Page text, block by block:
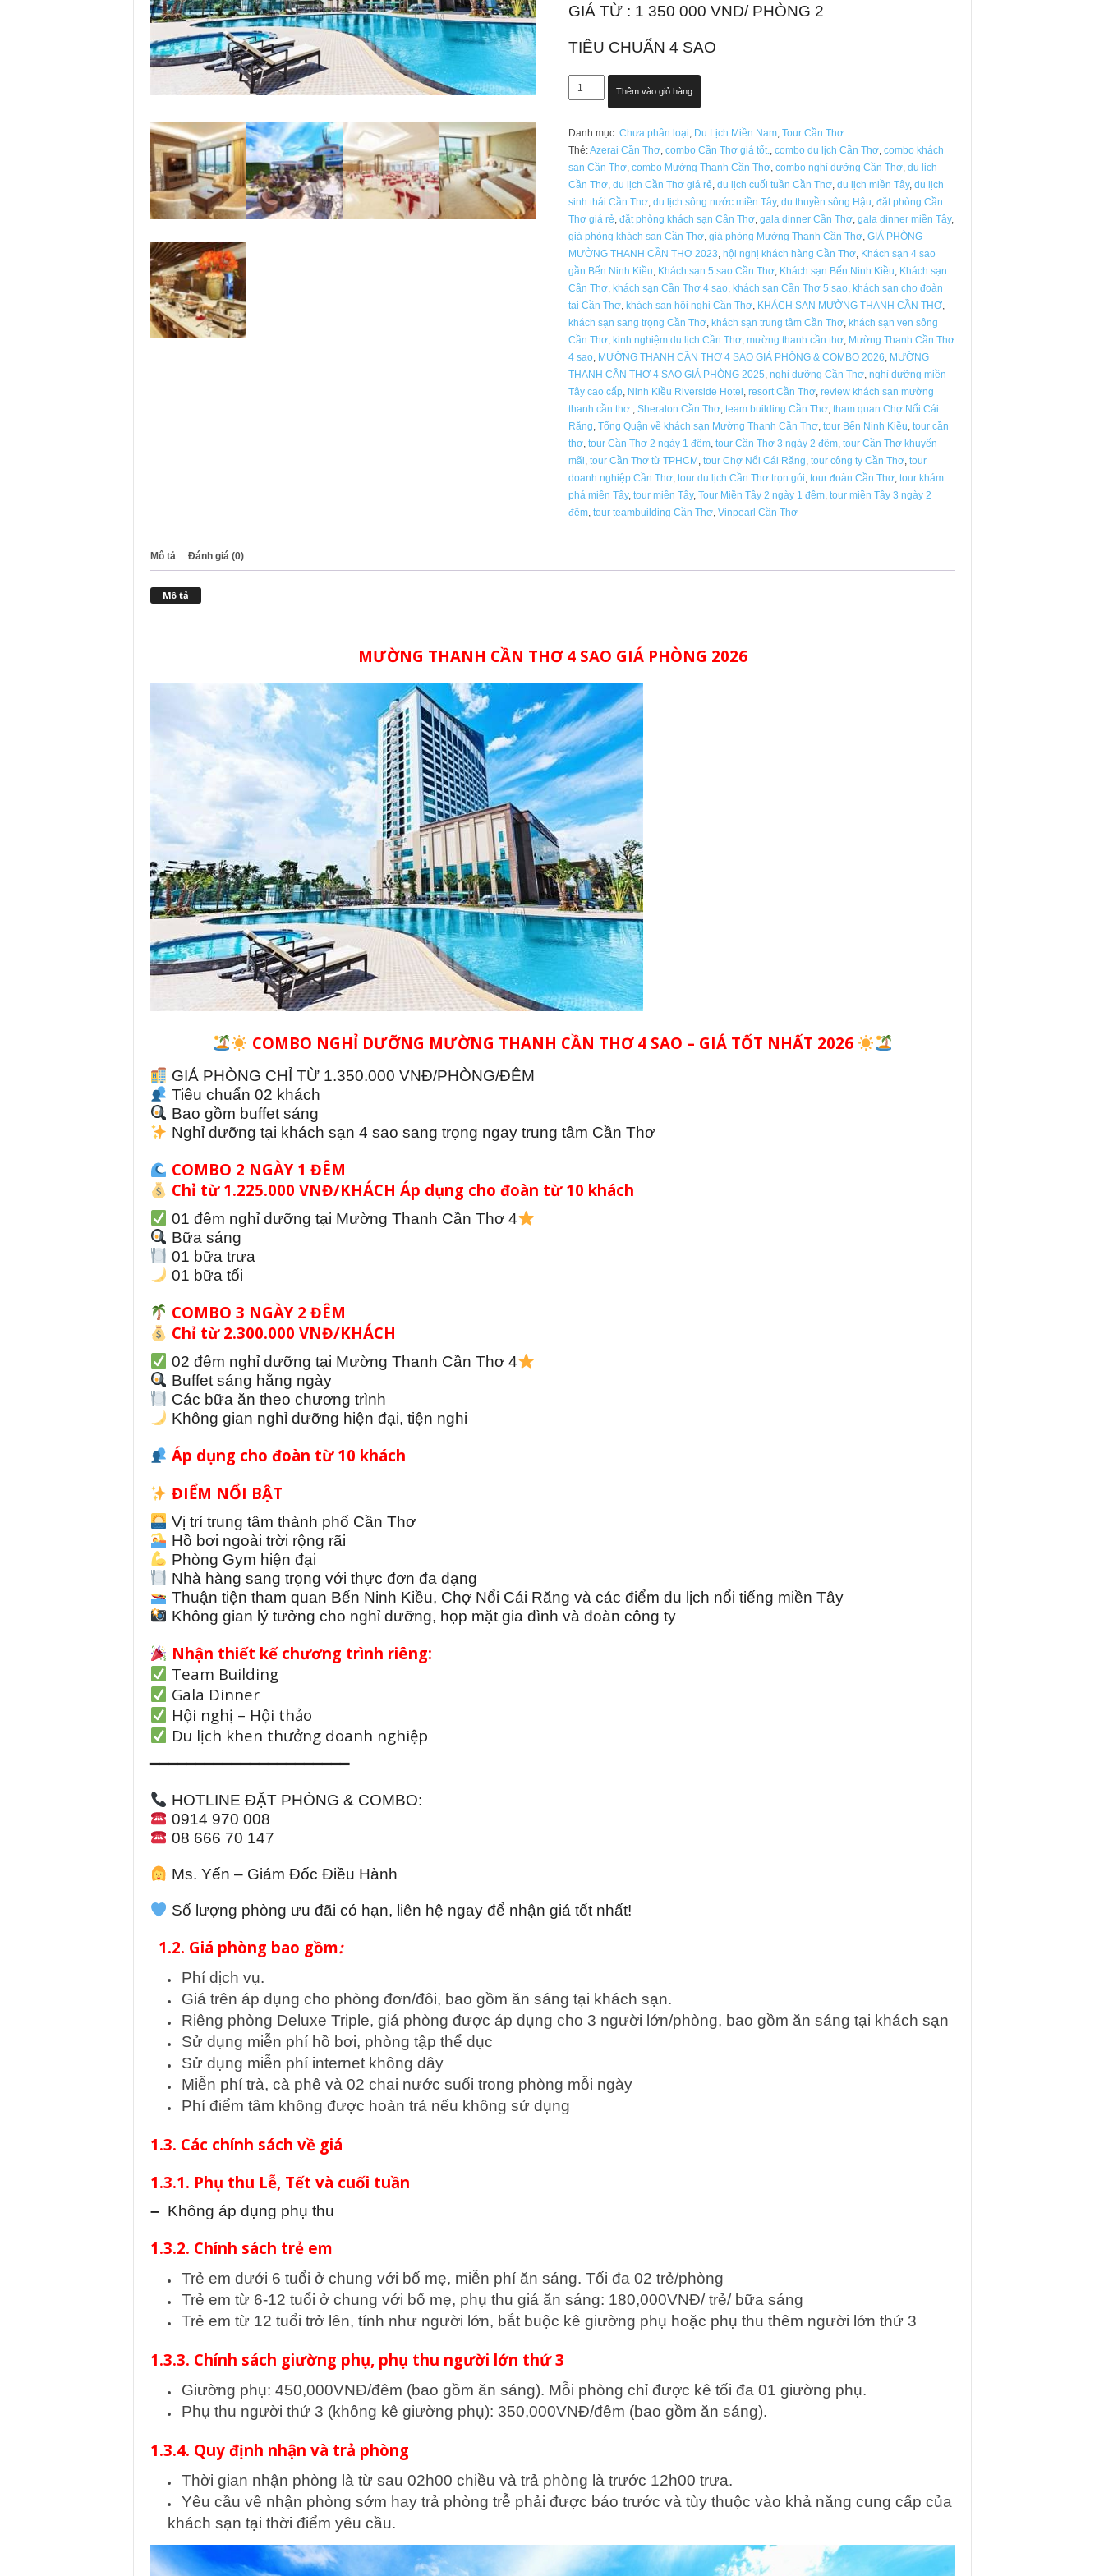
GIÁ TỪ : 1 350 000 VND/ PHÒNG 2
TIÊU CHUẨN 4 SAO
MƯỜNG
THANH
THƠ
4
SAO
GIÁ
PHÒNG
&
COMBO
2026
số
lượng
Thêm vào giỏ hàng
Danh mục:Chưa phân loại, Du Lịch Miền Nam,Tour Cần Thơ
Thẻ:Azerai Cần Thơ,combo Cần Thơ giá tốt.,combo du lịch Cần Thơ,combo khách
sạn Cần Thơ,combo Mường Thanh Cần Thơ,combo nghỉ dưỡng Cần Thơ,du lịch
Cần Thơ,du lịch Cần Thơ giá rẻ,du lịch cuối tuần Cần Thơ,du lịch miền Tây,du lịch
sinh thái Cần Thơ,du lịch sông nước miền Tây,du thuyền sông Hậu,đặt phòng Cần
Thơ giá rẻ,đặt phòng khách sạn Cần Thơ,gala dinner Cần Thơ,gala dinner miền Tây,
giá phòng khách sạn Cần Thơ,giá phòng Mường Thanh Cần Thơ,GIÁ PHÒNG
MƯỜNG THANH CẦN THƠ 2023, hội nghị khách hàng Cần Thơ, Khách sạn 4 sao
gần Bến Ninh Kiều, Khách sạn 5 sao Cần Thơ, Khách sạn Bến Ninh Kiều, Khách sạn
Cần Thơ, khách sạn Cần Thơ 4 sao, khách sạn Cần Thơ 5 sao, khách sạn cho đoàn
tại Cần Thơ, khách sạn hội nghị Cần Thơ, KHÁCH SẠN MƯỜNG THANH CẦN THƠ,
khách sạn sang trọng Cần Thơ, khách sạn trung tâm Cần Thơ, khách sạn ven sông
Cần Thơ, kinh nghiệm du lịch Cần Thơ,mường thanh cần thơ, Mường Thanh Cần Thơ
4 sao, MƯỜNG THANH CẦN THƠ 4 SAO GIÁ PHÒNG & COMBO 2026, MƯỜNG
THANH CẦN THƠ 4 SAO GIÁ PHÒNG 2025,nghỉ dưỡng Cần Thơ,nghỉ dưỡng miền
Tây cao cấp, Ninh Kiều Riverside Hotel ,resort Cần Thơ,review khách sạn mường
thanh cần thơ.,Sheraton Cần Thơ,team building Cần Thơ,tham quan Chợ Nổi Cái
Răng,Tổng Quận về khách sạn Mường Thanh Cần Thơ,tour Bến Ninh Kiều,tour cần
thơ,tour Cần Thơ 2 ngày 1 đêm,tour Cần Thơ 3 ngày 2 đêm,tour Cần Thơ khuyến
mãi,tour Cần Thơ từ TPHCM ,tour Chợ Nổi Cái Răng,tour công ty Cần Thơ,tour
doanh nghiệp Cần Thơ,tour du lịch Cần Thơ trọn gói,tour đoàn Cần Thơ,tour khám
phá miền Tây,tour miền Tây,Tour Miền Tây 2 ngày 1 đêm,tour miền Tây 3 ngày 2
đêm,tour teambuilding Cần Thơ,Vinpearl Cần Thơ
Mô tả Đánh giá (0)
Mô tả
MƯỜNG THANH CẦN THƠ 4 SAO GIÁ PHÒNG 2026
COMBO NGHỈ DƯỠNG MƯỜNG THANH CẦN THƠ 4 SAO – GIÁ TỐT NHẤT 2026
GIÁ PHÒNG CHỈ TỪ 1.350.000 VNĐ/PHÒNG/ĐÊM
Tiêu chuẩn 02 khách
Bao gồm buffet sáng
Nghỉ dưỡng tại khách sạn 4 sao sang trọng ngay trung tâm Cần Thơ
COMBO 2 NGÀY 1 ĐÊM
Chỉ từ 1.225.000 VNĐ/KHÁCH Áp dụng cho đoàn từ 10 khách
01 đêm nghỉ dưỡng tại Mường Thanh Cần Thơ 4
Bữa sáng
01 bữa trưa
01 bữa tối
COMBO 3 NGÀY 2 ĐÊM
Chỉ từ 2.300.000 VNĐ/KHÁCH
02 đêm nghỉ dưỡng tại Mường Thanh Cần Thơ 4
Buffet sáng hằng ngày
Các bữa ăn theo chương trình
Không gian nghỉ dưỡng hiện đại, tiện nghi
Áp dụng cho đoàn từ 10 khách
ĐIỂM NỔI BẬT
Vị trí trung tâm thành phố Cần Thơ
Hồ bơi ngoài trời rộng rãi
Phòng Gym hiện đại
Nhà hàng sang trọng với thực đơn đa dạng
Thuận tiện tham quan Bến Ninh Kiều, Chợ Nổi Cái Răng và các điểm du lịch nổi tiếng miền Tây
Không gian lý tưởng cho nghỉ dưỡng, họp mặt gia đình và đoàn công ty
Nhận thiết kế chương trình riêng:
Team Building
Gala Dinner
Hội nghị – Hội thảo
Du lịch khen thưởng doanh nghiệp
━━━━━━━━━━━━━━━━━━━━━━
HOTLINE ĐẶT PHÒNG & COMBO:
0914 970 008
08 666 70 147
Ms. Yến – Giám Đốc Điều Hành
Số lượng phòng ưu đãi có hạn, liên hệ ngay để nhận giá tốt nhất!
1.2. Giá phòng bao gồm:
Phí dịch vụ.
Giá trên áp dụng cho phòng đơn/đôi, bao gồm ăn sáng tại khách sạn.
Riêng phòng Deluxe Triple, giá phòng được áp dụng cho 3 người lớn/phòng, bao gồm ăn sáng tại khách sạn
Sử dụng miễn phí hồ bơi, phòng tập thể dục
Sử dụng miễn phí internet không dây
Miễn phí trà, cà phê và 02 chai nước suối trong phòng mỗi ngày
Phí điểm tâm không được hoàn trả nếu không sử dụng
1.3. Các chính sách về giá
1.3.1. Phụ thu Lễ, Tết và cuối tuần
– Không áp dụng phụ thu
1.3.2. Chính sách trẻ em
Trẻ em dưới 6 tuổi ở chung với bố mẹ, miễn phí ăn sáng. Tối đa 02 trẻ/phòng
Trẻ em từ 6-12 tuổi ở chung với bố mẹ, phụ thu giá ăn sáng: 180,000VNĐ/ trẻ/ bữa sáng
Trẻ em từ 12 tuổi trở lên, tính như người lớn, bắt buộc kê giường phụ hoặc phụ thu thêm người lớn thứ 3
1.3.3. Chính sách giường phụ, phụ thu người lớn thứ 3
Giường phụ: 450,000VNĐ/đêm (bao gồm ăn sáng). Mỗi phòng chỉ được kê tối đa 01 giường phụ.
Phụ thu người thứ 3 (không kê giường phụ): 350,000VNĐ/đêm (bao gồm ăn sáng).
1.3.4. Quy định nhận và trả phòng
Thời gian nhận phòng là từ sau 02h00 chiều và trả phòng là trước 12h00 trưa.
Yêu cầu về nhận phòng sớm hay trả phòng trễ phải được báo trước và tùy thuộc vào khả năng cung cấp của
khách sạn tại thời điểm yêu cầu.